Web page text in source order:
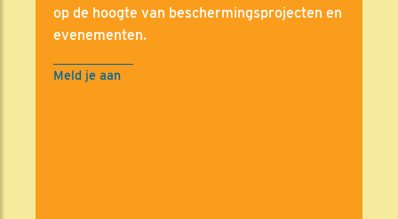
op de hoogte van beschermingsprojecten en
evenementen.
Meld je aan